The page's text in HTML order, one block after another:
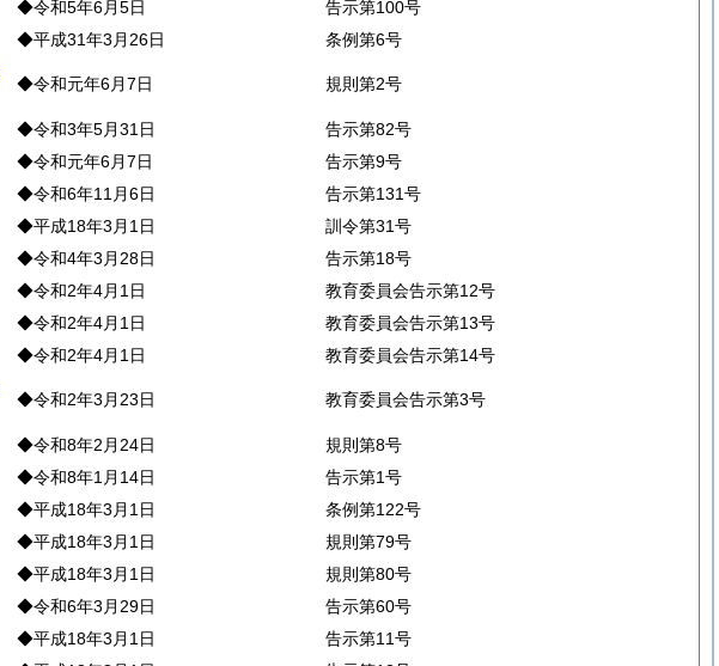
◆令和5年6月5日
告示第100号
◆平成31年3月26日
条例第6号
◆令和元年6月7日 規則第2号
◆令和3年5月31日
告示第82号
◆令和元年6月7日
告示第9号
◆令和6年11月6日
告示第131号
◆平成18年3月1日
訓令第31号
◆令和4年3月28日
告示第18号
◆令和2年4月1日
教育委員会告示第12号
◆令和2年4月1日
教育委員会告示第13号
◆令和2年4月1日
教育委員会告示第14号
◆令和2年3月23日 教育委員会告示第3号
◆令和8年2月24日
規則第8号
◆令和8年1月14日
告示第1号
◆平成18年3月1日
条例第122号
◆平成18年3月1日
規則第79号
◆平成18年3月1日
規則第80号
◆令和6年3月29日
告示第60号
◆平成18年3月1日
告示第11号